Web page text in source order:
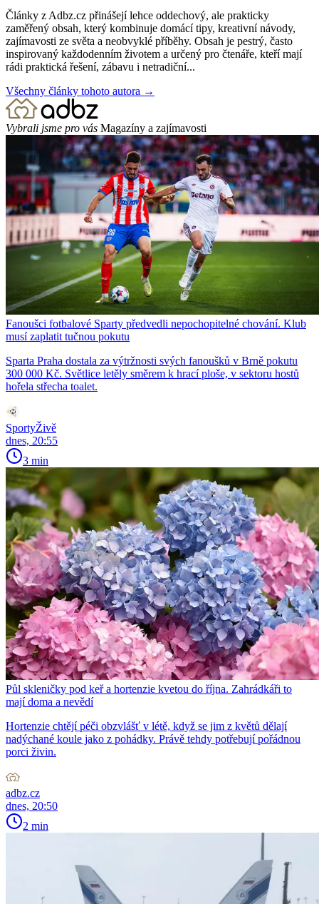
Články z Adbz.cz přinášejí lehce oddechový, ale prakticky
zaměřený obsah, který kombinuje domácí tipy, kreativní návody,
zajímavosti ze světa a neobvyklé příběhy. Obsah je pestrý, často
inspirovaný každodenním životem a určený pro čtenáře, kteří mají
rádi praktická řešení, zábavu i netradiční...
Všechny články tohoto autora →
Vybrali jsme pro vás Magazíny a zajímavosti
Fanoušci fotbalové Sparty předvedli nepochopitelné chování. Klub
musí zaplatit tučnou pokutu
Sparta Praha dostala za výtržnosti svých fanoušků v Brně pokutu
300 000 Kč. Světlice letěly směrem k hrací ploše, v sektoru hostů
hořela střecha toalet.
SportyŽivě
dnes, 20:55
3 min
Půl skleničky pod keř a hortenzie kvetou do října. Zahrádkáři to
mají doma a nevědí
Hortenzie chtějí péči obzvlášť v létě, když se jim z květů dělají
nadýchané koule jako z pohádky. Právě tehdy potřebují pořádnou
porci živin.
adbz.cz
dnes, 20:50
2 min